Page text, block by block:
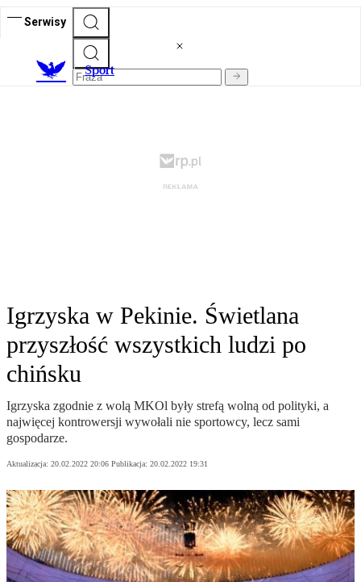
Serwisy
Sport
Igrzyska w Pekinie. Świetlana
przyszłość wszystkich ludzi po
chińsku
Igrzyska zgodnie z wolą MKOl były strefą wolną od polityki, a
najwięcej kontrowersji wywołali nie sportowcy, lecz sami
gospodarze.
Aktualizacja: 20.02.2022 20:06 Publikacja: 20.02.2022 19:31